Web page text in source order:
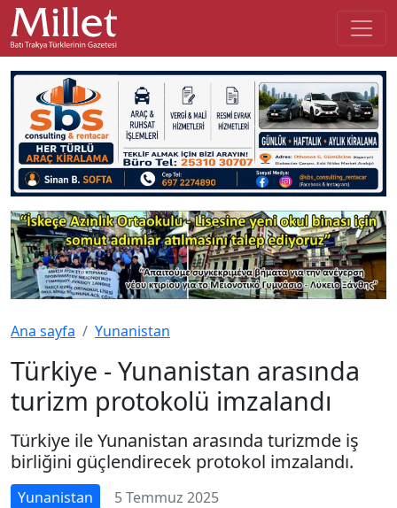
Ana sayfa Yunanistan
Türkiye - Yunanistan arasında
turizm protokolü imzalandı
Türkiye ile Yunanistan arasında turizmde iş
birliğini güçlendirecek protokol imzalandı.
Yunanistan 5 Temmuz 2025